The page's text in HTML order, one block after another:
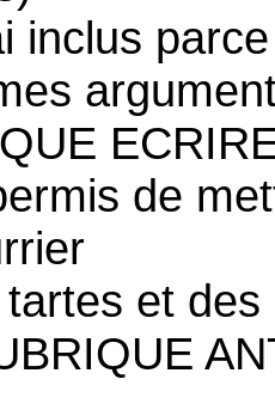
inclus
de
et